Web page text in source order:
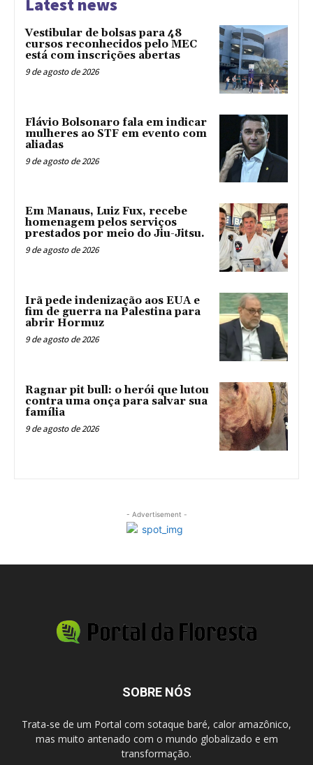
Latest news
Vestibular de bolsas para 48
cursos reconhecidos pelo MEC
está com inscrições abertas
9 de agosto de 2026
Flávio Bolsonaro fala em indicar
mulheres ao STF em evento com
aliadas
9 de agosto de 2026
Em Manaus, Luiz Fux, recebe
homenagem pelos serviços
prestados por meio do Jiu-Jitsu.
9 de agosto de 2026
Irã pede indenização aos EUA e
fim de guerra na Palestina para
abrir Hormuz
9 de agosto de 2026
Ragnar pit bull: o herói que lutou
contra uma onça para salvar sua
família
9 de agosto de 2026
- Advertisement -
SOBRE NÓS
Trata-se de um Portal com sotaque baré, calor amazônico,
mas muito antenado com o mundo globalizado e em
transformação.